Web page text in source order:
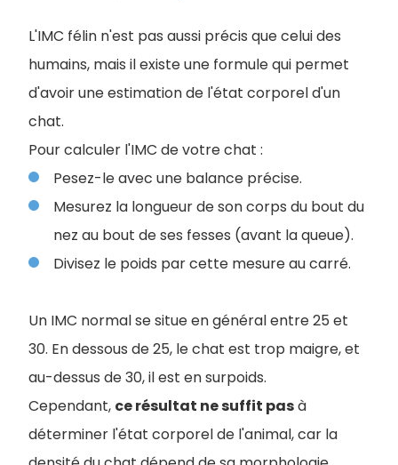
L'IMC félin n'est pas aussi précis que celui des
humains, mais il existe une formule qui permet
d'avoir une estimation de l'état corporel d'un
chat.
Pour calculer l'IMC de votre chat :
Pesez-le avec une balance précise.
Mesurez la longueur de son corps du bout du
nez au bout de ses fesses (avant la queue).
Divisez le poids par cette mesure au carré.
Un IMC normal se situe en général entre 25 et
30. En dessous de 25, le chat est trop maigre, et
au-dessus de 30, il est en surpoids.
Cependant, ce résultat ne suffit pasà
déterminer l'état corporel de l'animal, car la